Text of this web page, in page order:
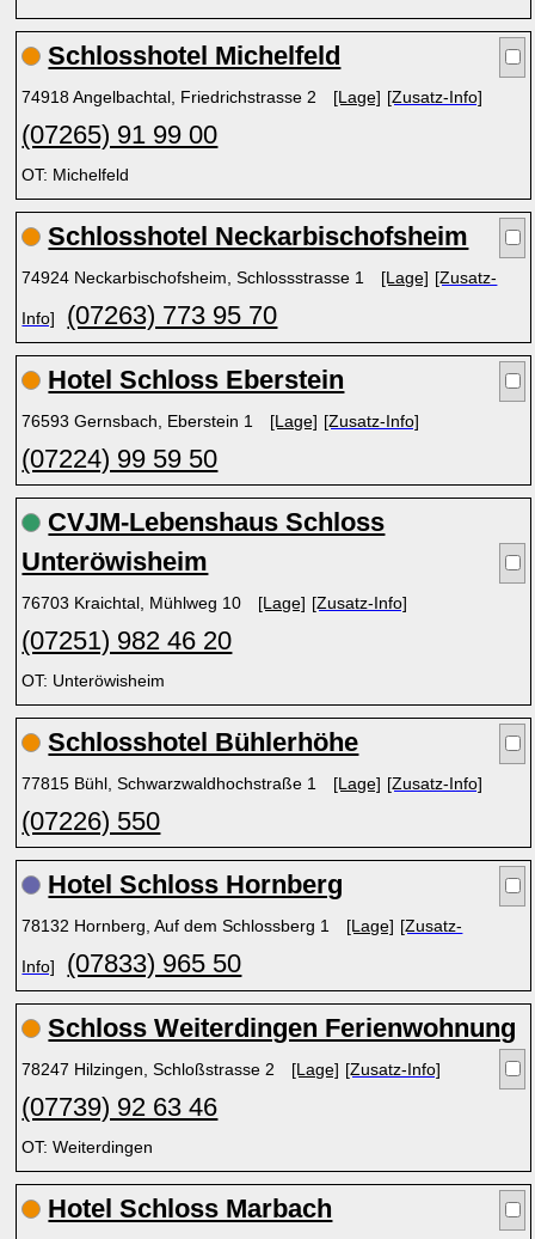
Schlosshotel Michelfeld
74918 Angelbachtal, Friedrichstrasse 2 [Lage] [Zusatz-Info]
(07265) 91 99 00
OT: Michelfeld
Schlosshotel Neckarbischofsheim
74924 Neckarbischofsheim, Schlossstrasse 1 [Lage] [Zusatz-
Info] (07263) 773 95 70
Hotel Schloss Eberstein
76593 Gernsbach, Eberstein 1 [Lage] [Zusatz-Info]
(07224) 99 59 50
CVJM-Lebenshaus Schloss
Unteröwisheim
76703 Kraichtal, Mühlweg 10 [Lage] [Zusatz-Info]
(07251) 982 46 20
OT: Unteröwisheim
Schlosshotel Bühlerhöhe
77815 Bühl, Schwarzwaldhochstraße 1 [Lage] [Zusatz-Info]
(07226) 550
Hotel Schloss Hornberg
78132 Hornberg, Auf dem Schlossberg 1 [Lage] [Zusatz-
Info] (07833) 965 50
Schloss Weiterdingen Ferienwohnung
78247 Hilzingen, Schloßstrasse 2 [Lage] [Zusatz-Info]
(07739) 92 63 46
OT: Weiterdingen
Hotel Schloss Marbach